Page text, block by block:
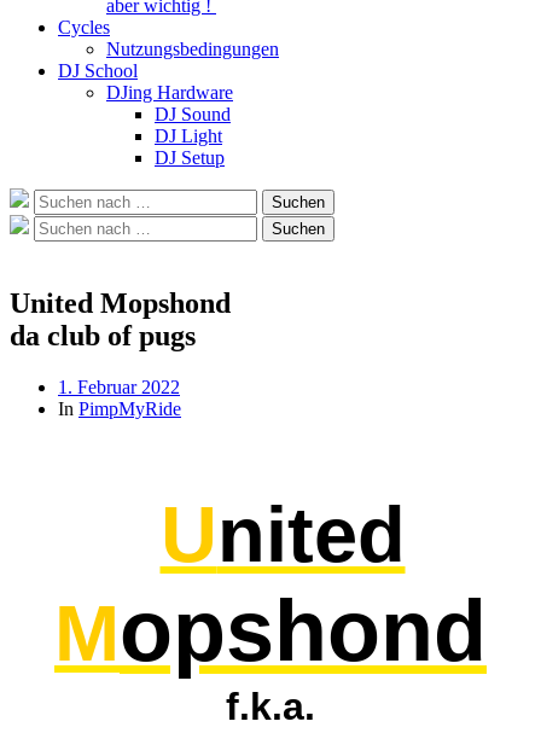
aber wichtig !
Cycles
Nutzungsbedingungen
DJ School
DJing Hardware
DJ Sound
DJ Light
DJ Setup
Suche
nach:
Suchen
Suche
nach:
Suchen
United Mopshond
da club of pugs
Beitragsdatum
1. Februar 2022
In PimpMyRide
United
Mopshond
f.k.a.